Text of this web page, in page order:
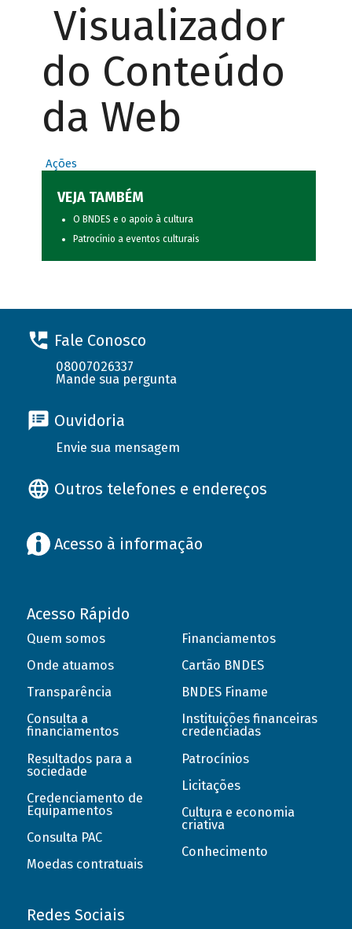
Visualizador
do Conteúdo
da Web
Ações
VEJA TAMBÉM
O BNDES e o apoio à cultura
Patrocínio a eventos culturais
Fale Conosco
08007026337
Mande sua pergunta
Ouvidoria
Envie sua mensagem
Outros telefones e endereços
Acesso à informação
Acesso Rápido
Quem somos
Onde atuamos
Transparência
Consulta a
financiamentos
Resultados para a
sociedade
Credenciamento de
Equipamentos
Consulta PAC
Moedas contratuais
Financiamentos
Cartão BNDES
BNDES Finame
Instituições financeiras
credenciadas
Patrocínios
Licitações
Cultura e economia
criativa
Conhecimento
Redes Sociais